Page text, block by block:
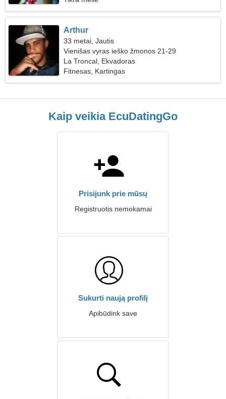
Arthur
33 metai, Jautis
Vienišas vyras ieško žmonos 21-29
La Troncal, Ekvadoras
Fitnesas, Kartingas
Kaip veikia EcuDatingGo
Prisijunk prie mūsų
Registruotis nemokamai
Sukurti naują profilį
Apibūdink save